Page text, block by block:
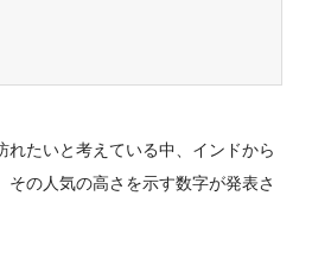
れたいと考えている中、インドから
の人気の高さを示す数字が発表さ